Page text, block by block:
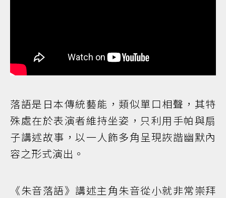
落語是日本傳統藝能，類似單口相聲，其特
殊處在於表演者維持坐姿，只利用手帕與扇
子講述故事，以一人飾多角呈現詼諧幽默內
容之形式演出。
《朱音落語》講述主角朱音從小就非常崇拜